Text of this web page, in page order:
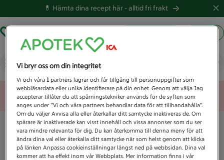
💊 Hämta dina recept här -alltid fri frakt
Vad letar du efter idag?
Unknown error
Vi bryr oss om din integritet
Vi och våra1 partners lagrar och får tillgång till personuppgifter som
webbläsardata eller unika identifierare på din enhet. Genom att välja Jag
accepterar tillåter du att spårningstekniker används för de syften som
anges under ”Vi och våra partners behandlar data för att tillhandahålla”.
Om du väljer Avvisa alla eller återkallar ditt samtycke inaktiveras de. Om
spårare är inaktiverade kan visst innehåll och vissa annonser som du ser
vara mindre relevanta för dig. Du kan återkomma till denna meny för att
ändra dina val eller återkalla ditt samtycke när som helst genom att klicka
på länken Anpassa cookieinställningar längst ned på webbsidan. Dina val
kommer att ha effekt inom vår Webbplats. Mer information finns i vår